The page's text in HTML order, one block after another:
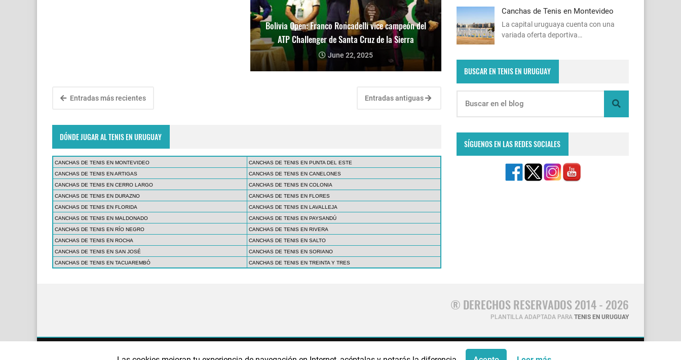
Bolivia Open: Franco Roncadelli vice campeón del
ATP Challenger de Santa Cruz de la Sierra
June 22, 2025
Entradas más recientes Entradas antiguas
DÓNDE JUGAR AL TENIS EN URUGUAY
CANCHAS DE TENIS EN MONTEVIDEO
CANCHAS DE TENIS EN PUNTA DEL ESTE
CANCHAS DE TENIS EN ARTIGAS
CANCHAS DE TENIS EN CANELONES
CANCHAS DE TENIS EN CERRO LARGO
CANCHAS DE TENIS EN COLONIA
CANCHAS DE TENIS EN DURAZNO
CANCHAS DE TENIS EN FLORES
CANCHAS DE TENIS EN FLORIDA
CANCHAS DE TENIS EN LAVALLEJA
CANCHAS DE TENIS EN MALDONADO
CANCHAS DE TENIS EN PAYSANDÚ
CANCHAS DE TENIS EN RÍO NEGRO
CANCHAS DE TENIS EN RIVERA
CANCHAS DE TENIS EN ROCHA
CANCHAS DE TENIS EN SALTO
CANCHAS DE TENIS EN SAN JOSÉ
CANCHAS DE TENIS EN SORIANO
CANCHAS DE TENIS EN TACUAREMBÓ
CANCHAS DE TENIS EN TREINTA Y TRES
Canchas de Tenis en Montevideo
La capital uruguaya cuenta con una
variada oferta deportiva…
BUSCAR EN TENIS EN URUGUAY
SÍGUENOS EN LAS REDES SOCIALES
® DERECHOS RESERVADOS 2014 - 2026
PLANTILLA ADAPTADA PARA TENIS EN URUGUAY
¿QUIÉNES SOMOS? AVISO LEGAL POLÍTICA DE PRIVACIDAD POLÍTICA DE COOKIES PUBLICIDAD CONTÁCTANOS